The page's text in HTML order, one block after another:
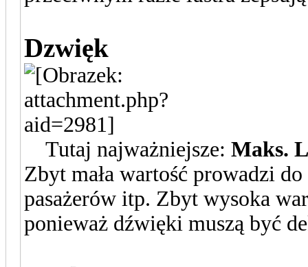
Dzwięk
Tutaj najważniejsze: Maks.
Zbyt mała wartość prowadzi
pasażerów itp. Zbyt wysoka
ponieważ dźwięki muszą być